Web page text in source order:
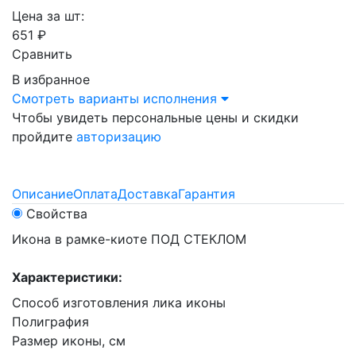
Цена за шт:
651 ₽
Сравнить
В избранное
Смотреть варианты исполнения
Чтобы увидеть персональные цены и скидки
пройдите авторизацию
ОписаниеОплатаДоставкаГарантия
Свойства
Икона в рамке-киоте ПОД СТЕКЛОМ
Характеристики:
Способ изготовления лика иконы
Полиграфия
Размер иконы, см